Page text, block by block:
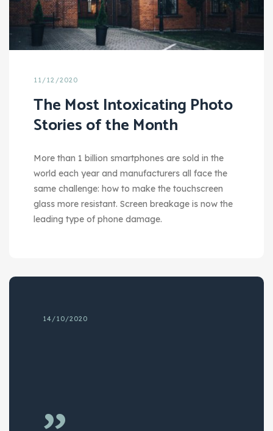
11/12/2020
The Most Intoxicating Photo
Stories of the Month
More than 1 billion smartphones are sold in the
world each year and manufacturers all face the
same challenge: how to make the touchscreen
glass more resistant. Screen breakage is now the
leading type of phone damage.
14/10/2020